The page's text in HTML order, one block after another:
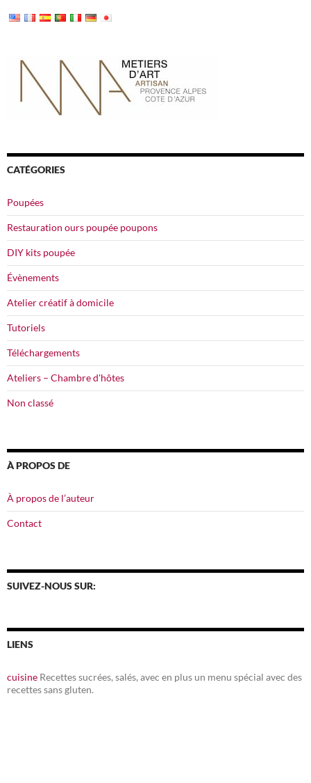
CATÉGORIES
Poupées
Restauration ours poupée poupons
DIY kits poupée
Évènements
Atelier créatif à domicile
Tutoriels
Téléchargements
Ateliers – Chambre d'hôtes
Non classé
À PROPOS DE
À propos de l’auteur
Contact
SUIVEZ-NOUS SUR:
LIENS
cuisine Recettes sucrées, salés, avec en plus un menu spécial avec des
recettes sans gluten.